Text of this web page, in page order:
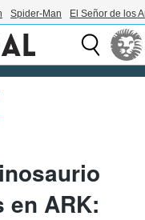
Spider-Man El Señor de los
en ARK: